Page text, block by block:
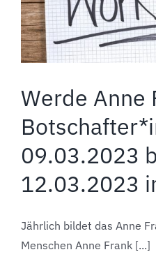
Werde Anne
09.03.2023
12.03.2023
Jährlich bildet das Anne
Menschen Anne Frank [...]